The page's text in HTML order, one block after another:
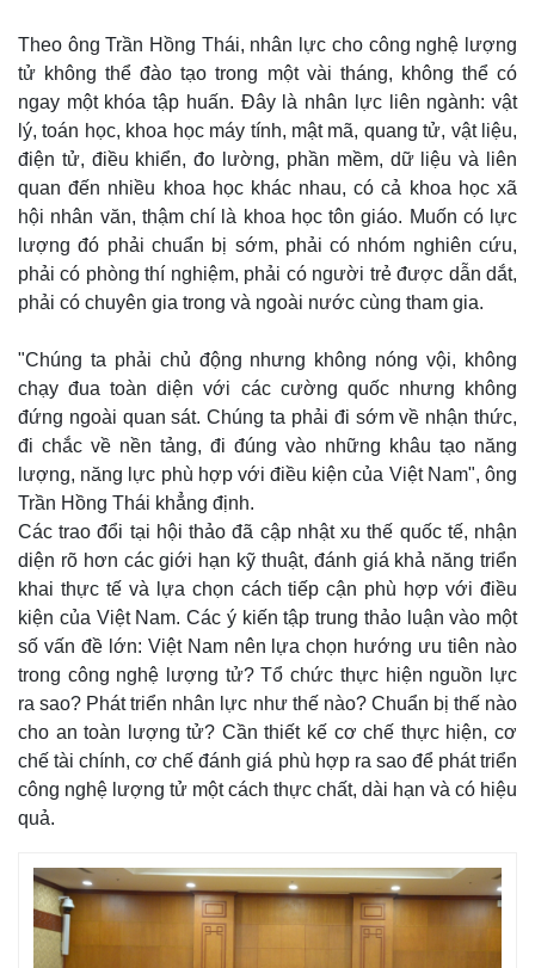
Pháp luật
Vụ án
Tin nóng
Tư vấn luật
Quân sự - Quốc phòng
Vũ khí
Việt Nam
Phân tích
Theo ông Trần Hồng Thái, nhân lực cho công nghệ lượng
tử không thể đào tạo trong một vài tháng, không thể có
ngay một khóa tập huấn. Đây là nhân lực liên ngành: vật
lý, toán học, khoa học máy tính, mật mã, quang tử, vật liệu,
điện tử, điều khiển, đo lường, phần mềm, dữ liệu và liên
quan đến nhiều khoa học khác nhau, có cả khoa học xã
hội nhân văn, thậm chí là khoa học tôn giáo. Muốn có lực
lượng đó phải chuẩn bị sớm, phải có nhóm nghiên cứu,
phải có phòng thí nghiệm, phải có người trẻ được dẫn dắt,
phải có chuyên gia trong và ngoài nước cùng tham gia.
"Chúng ta phải chủ động nhưng không nóng vội, không
chạy đua toàn diện với các cường quốc nhưng không
đứng ngoài quan sát. Chúng ta phải đi sớm về nhận thức,
đi chắc về nền tảng, đi đúng vào những khâu tạo năng
lượng, năng lực phù hợp với điều kiện của Việt Nam", ông
Trần Hồng Thái khẳng định.
Các trao đổi tại hội thảo đã cập nhật xu thế quốc tế, nhận
diện rõ hơn các giới hạn kỹ thuật, đánh giá khả năng triển
khai thực tế và lựa chọn cách tiếp cận phù hợp với điều
kiện của Việt Nam. Các ý kiến tập trung thảo luận vào một
số vấn đề lớn: Việt Nam nên lựa chọn hướng ưu tiên nào
trong công nghệ lượng tử? Tổ chức thực hiện nguồn lực
ra sao? Phát triển nhân lực như thế nào? Chuẩn bị thế nào
cho an toàn lượng tử? Cần thiết kế cơ chế thực hiện, cơ
chế tài chính, cơ chế đánh giá phù hợp ra sao để phát triển
công nghệ lượng tử một cách thực chất, dài hạn và có hiệu
quả.